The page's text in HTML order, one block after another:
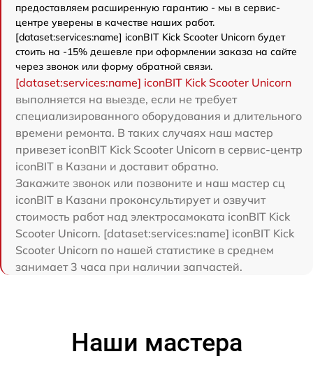
предоставляем расширенную гарантию - мы в сервис-
центре уверены в качестве наших работ.
[dataset:services:name] iconBIT Kick Scooter Unicorn будет
стоить на -15% дешевле при оформлении заказа на сайте
через звонок или форму обратной связи.
[dataset:services:name] iconBIT Kick Scooter Unicorn
выполняется на выезде, если не требует
специализированного оборудования и длительного
времени ремонта. В таких случаях наш мастер
привезет iconBIT Kick Scooter Unicorn в сервис-центр
iconBIT в Казани и доставит обратно.
Закажите звонок или позвоните и наш мастер сц
iconBIT в Казани проконсультирует и озвучит
стоимость работ над электросамоката iconBIT Kick
Scooter Unicorn. [dataset:services:name] iconBIT Kick
Scooter Unicorn по нашей статистике в среднем
занимает 3 часа при наличии запчастей.
Наши мастера